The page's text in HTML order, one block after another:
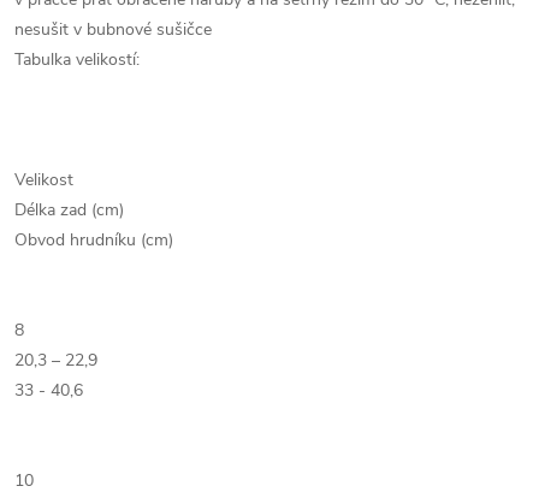
nesušit v bubnové sušičce
Tabulka velikostí:
Velikost
Délka zad (cm)
Obvod hrudníku (cm)
8
20,3 – 22,9
33 - 40,6
10